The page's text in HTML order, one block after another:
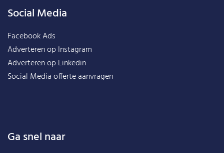
Social Media
Facebook Ads
Adverteren op Instagram
Adverteren op Linkedin
Social Media offerte aanvragen
Ga snel naar